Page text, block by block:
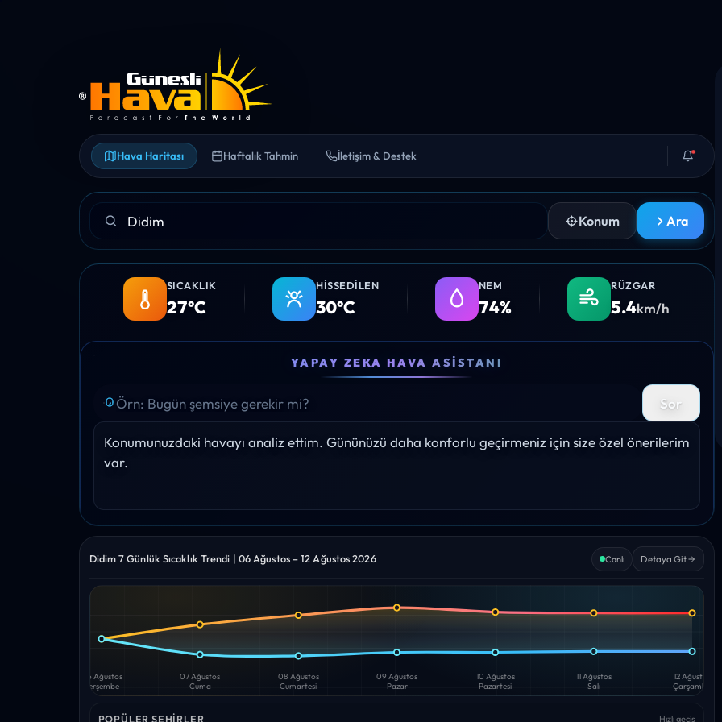
Hava Haritası Haftalık Tahmin İletişim & Destek
Konum Ara
SICAKLIK
27°C
HISSEDILEN
30°C
NEM
74%
RÜZGAR
5.4km/h
YAPAY ZEKA HAVA ASISTANI
Sor
Konumunuzdaki havayı analiz ettim. Gününüzü daha konforlu geçirmeniz için size özel önerilerim
var.
Didim 7 Günlük Sıcaklık Trendi | 06 Ağustos – 12 Ağustos 2026 Canlı Detaya Git
—
06 Ağustos
Perşembe
07 Ağustos
Cuma
08 Ağustos
Cumartesi
09 Ağustos
Pazar
10 Ağustos
Pazartesi
11 Ağustos
Salı
12 Ağustos
Çarşamba
POPÜLER ŞEHIRLER Hızlı geçiş
13:00
30°
14:00
Yağış: 0%
15:00 16:00 17:00 18:00 19:00 20:00
28°
Yağış: 0%
21:00